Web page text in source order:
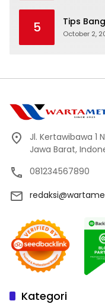
5 Tips
October 2,
Jl. Kertawibawa 1
Jawa Barat,
081234567890
Kategori